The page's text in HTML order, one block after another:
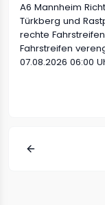
A6 Mannheim
Türkberg und
rechte
Fahrstreifen
07.08.2026 06:00